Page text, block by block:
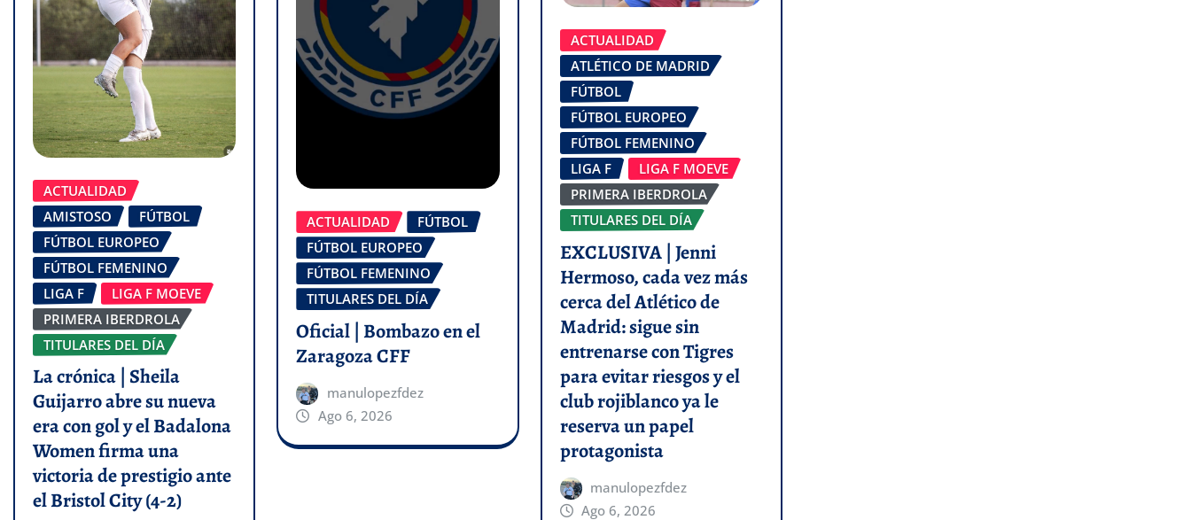
ACTUALIDAD
AMISTOSO
FÚTBOL
FÚTBOL EUROPEO
FÚTBOL FEMENINO
LIGA F
LIGA F MOEVE
PRIMERA IBERDROLA
TITULARES DEL DÍA
La crónica | Sheila
Guijarro abre su nueva
era con gol y el Badalona
Women firma una
victoria de prestigio ante
el Bristol City (4-2)
ACTUALIDAD
FÚTBOL
FÚTBOL EUROPEO
FÚTBOL FEMENINO
TITULARES DEL DÍA
Oficial | Bombazo en el
Zaragoza CFF
manulopezfdez
Ago 6, 2026
ACTUALIDAD
ATLÉTICO DE MADRID
FÚTBOL
FÚTBOL EUROPEO
FÚTBOL FEMENINO
LIGA F
LIGA F MOEVE
PRIMERA IBERDROLA
TITULARES DEL DÍA
EXCLUSIVA | Jenni
Hermoso, cada vez más
cerca del Atlético de
Madrid: sigue sin
entrenarse con Tigres
para evitar riesgos y el
club rojiblanco ya le
reserva un papel
protagonista
manulopezfdez
Ago 6, 2026